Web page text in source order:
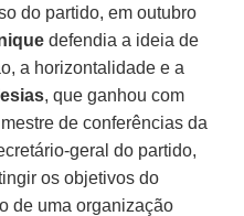
do partido, em outubro
defendia a ideia de
a horizontalidade e a
, que ganhou com
de conferências da
geral do partido,
os objetivos do
de uma organização